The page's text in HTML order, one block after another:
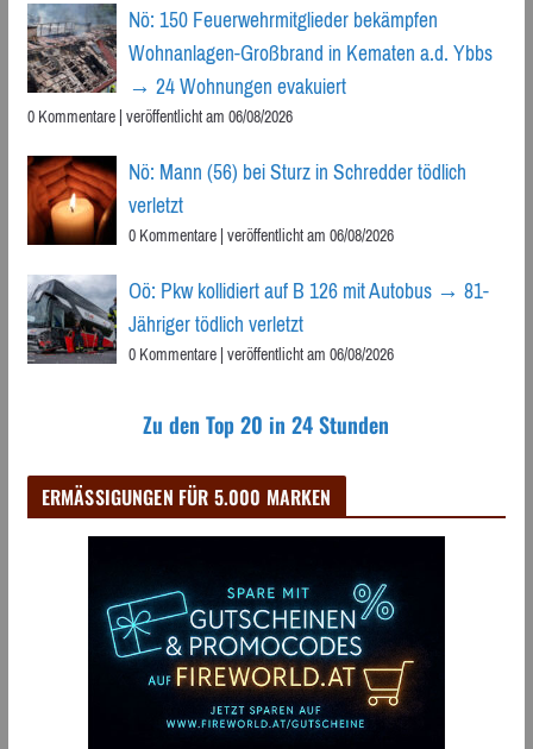
Nö: 150 Feuerwehrmitglieder bekämpfen
Wohnanlagen-Großbrand in Kematen a.d. Ybbs
→ 24 Wohnungen evakuiert
0 Kommentare|veröffentlicht am 06/08/2026
Nö: Mann (56) bei Sturz in Schredder tödlich
verletzt
0 Kommentare|veröffentlicht am 06/08/2026
Oö: Pkw kollidiert auf B 126 mit Autobus → 81-
Jähriger tödlich verletzt
0 Kommentare|veröffentlicht am 06/08/2026
Zu den Top 20 in 24 Stunden
ERMÄSSIGUNGEN FÜR 5.000 MARKEN